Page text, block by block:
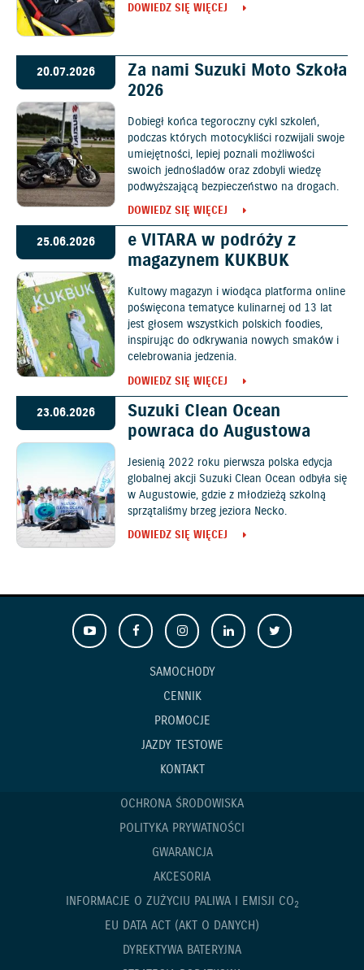
DOWIEDZ SIĘ WIĘCEJ
20.07.2026
Za nami Suzuki Moto Szkoła
2026
Dobiegł końca tegoroczny cykl szkoleń,
podczas których motocykliści rozwijali swoje
umiejętności, lepiej poznali możliwości
swoich jednośladów oraz zdobyli wiedzę
podwyższającą bezpieczeństwo na drogach.
DOWIEDZ SIĘ WIĘCEJ
25.06.2026
e VITARA w podróży z
magazynem KUKBUK
Kultowy magazyn i wiodąca platforma online
poświęcona tematyce kulinarnej od 13 lat
jest głosem wszystkich polskich foodies,
inspirując do odkrywania nowych smaków i
celebrowania jedzenia.
DOWIEDZ SIĘ WIĘCEJ
23.06.2026
Suzuki Clean Ocean
powraca do Augustowa
Jesienią 2022 roku pierwsza polska edycja
globalnej akcji Suzuki Clean Ocean odbyła się
w Augustowie, gdzie z młodzieżą szkolną
sprzątaliśmy brzeg jeziora Necko.
DOWIEDZ SIĘ WIĘCEJ
SAMOCHODY
CENNIK
PROMOCJE
JAZDY TESTOWE
KONTAKT
OCHRONA ŚRODOWISKA
POLITYKA PRYWATNOŚCI
GWARANCJA
AKCESORIA
INFORMACJE O ZUŻYCIU PALIWA I EMISJI CO2
EU DATA ACT (AKT O DANYCH)
DYREKTYWA BATERYJNA